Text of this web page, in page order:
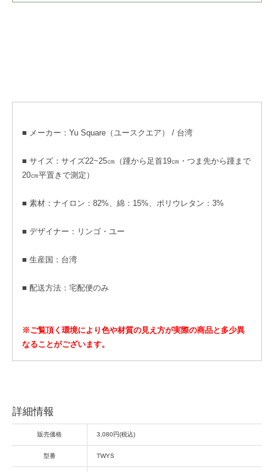
■ メーカー：Yu Square（ユースクエア） / 台湾
■ サイズ：サイズ22~25㎝（踵から足首19㎝・つま先から踵まで
20㎝平置きで測定）
■ 素材：ナイロン：82%、綿：15%、ポリウレタン：3%
■ デザイナー：リンゴ・ユー
■ 生産国：台湾
■ 配送方法：宅配便のみ
※ご覧頂く環境により色や材質の見え方が実際の商品と多少異
なることがございます。
詳細情報
販売価格 3,080円(税込)
型番 TWYS